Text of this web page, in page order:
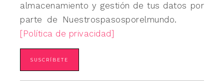
almacenamiento y gestión de tus datos por
parte de Nuestrospasosporelmundo.
[Política de privacidad]